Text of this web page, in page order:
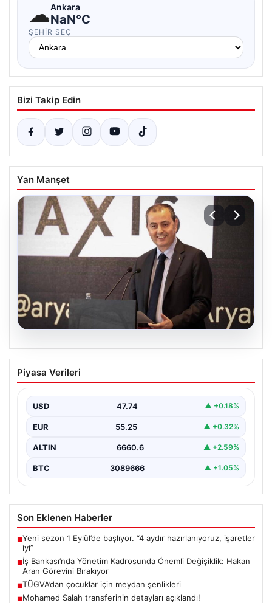
☁Ankara
NaN°C
ŞEHIR SEÇ
Bizi Takip Edin
Yan Manşet
06.08.2026
TÜGVA’dan çocuklar için meydan
şenlikleri
USD 47.74 ▲ +0.18%
EUR 55.25 ▲ +0.32%
ALTIN 6660.6 ▲ +2.59%
BTC 3089666 ▲ +1.05%
Son Eklenen Haberler
■Yeni sezon 1 Eylül’de başlıyor. “4 aydır hazırlanıyoruz, işaretler
iyi”
■İş Bankası’nda Yönetim Kadrosunda Önemli Değişiklik: Hakan
Aran Görevini Bırakıyor